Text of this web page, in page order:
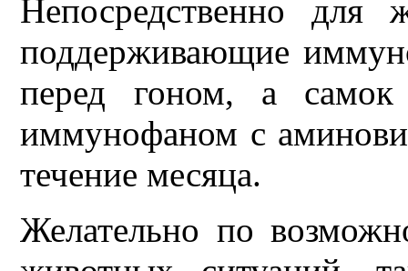
Непосредственно для
поддерживающие
перед гоном, а
иммунофаном с
течение месяца.
Желательно по